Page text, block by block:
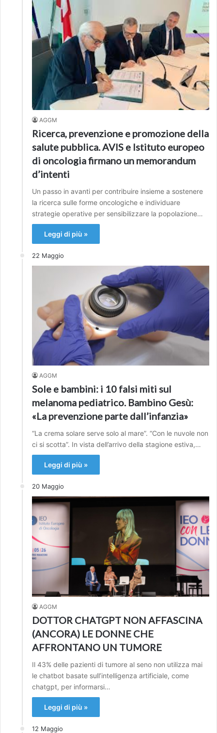
AGGM
Ricerca, prevenzione e promozione della
salute pubblica. AVIS e Istituto europeo
di oncologia firmano un memorandum
d’intenti
Un passo in avanti per contribuire insieme a sostenere
la ricerca sulle forme oncologiche e individuare
strategie operative per sensibilizzare la popolazione…
Leggi di più »
22 Maggio
AGGM
Sole e bambini: i 10 falsi miti sul
melanoma pediatrico. Bambino Gesù:
«La prevenzione parte dall’infanzia»
“La crema solare serve solo al mare”. “Con le nuvole non
ci si scotta”. In vista dell’arrivo della stagione estiva,…
Leggi di più »
20 Maggio
AGGM
DOTTOR CHATGPT NON AFFASCINA
(ANCORA) LE DONNE CHE
AFFRONTANO UN TUMORE
Il 43% delle pazienti di tumore al seno non utilizza mai
le chatbot basate sull’intelligenza artificiale, come
chatgpt, per informarsi…
Leggi di più »
12 Maggio